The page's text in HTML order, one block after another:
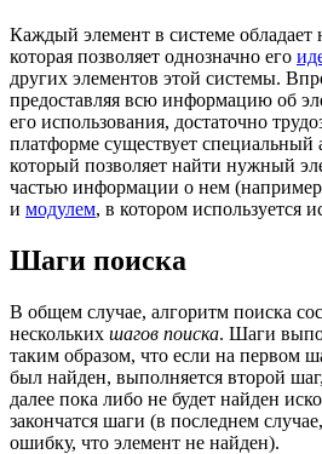
Каждый элемент в системе
которая позволяет однозначно его
других элементов этой системы.
предоставляя всю информацию об
его использования, достаточно
платформе существует специальный
который позволяет найти нужный
частью информации о нем (например
и модулем, в котором используется
Шаги поиска
В общем случае, алгоритм поиска
нескольких шагов поиска. Шаги
таким образом, что если на первом
был найден, выполняется второй
далее пока либо не будет найден
закончатся шаги (в последнем
ошибку, что элемент не найден).